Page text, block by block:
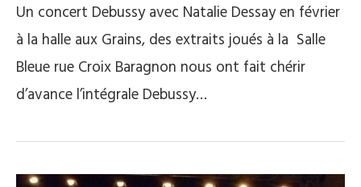
Un concert Debussy avec Natalie Dessay en février
à la halle aux Grains, des extraits joués à la Salle
Bleue rue Croix Baragnon nous ont fait chérir
d’avance l’intégrale Debussy…